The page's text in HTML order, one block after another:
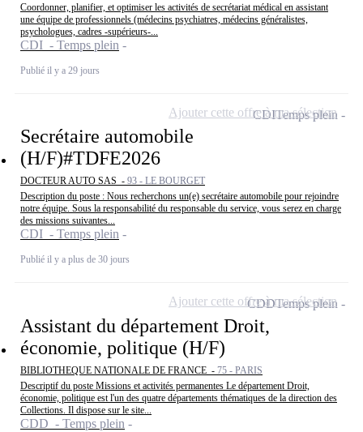
Coordonner, planifier, et optimiser les activités de secrétariat médical en assistant
une équipe de professionnels (médecins psychiatres, médecins généralistes,
psychologues, cadres -supérieurs-...
CDI - Temps plein
Publié il y a 29 jours
Secrétaire automobile
(H/F)#TDFE2026
DOCTEUR AUTO SAS - 93 - LE BOURGET
Description du poste : Nous recherchons un(e) secrétaire automobile pour rejoindre
notre équipe. Sous la responsabilité du responsable du service, vous serez en charge
des missions suivantes...
CDI - Temps plein
Publié il y a plus de 30 jours
CDITemps plein
Ajouter cette offre à ma sélection
Assistant du département Droit,
économie, politique (H/F)
BIBLIOTHEQUE NATIONALE DE FRANCE - 75 - PARIS
Descriptif du poste Missions et activités permanentes Le département Droit,
économie, politique est l'un des quatre départements thématiques de la direction des
Collections. Il dispose sur le site...
CDD - Temps plein
CDDTemps plein
Ajouter cette offre à ma sélection